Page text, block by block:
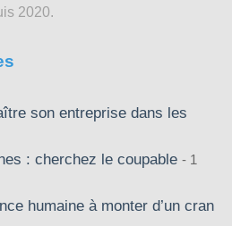
2020.
son entreprise dans les
: cherchez le coupable
1
humaine à monter d’un cran